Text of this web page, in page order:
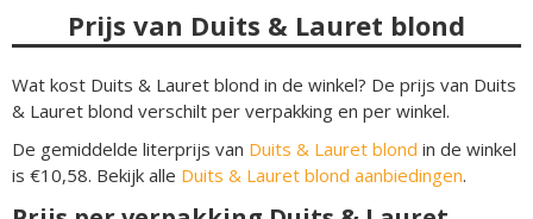
Prijs van Duits & Lauret blond
Wat kost Duits & Lauret blond in de winkel? De prijs van Duits
& Lauret blond verschilt per verpakking en per winkel.
De gemiddelde literprijs van Duits & Lauret blond in de winkel
is €10,58. Bekijk alle Duits & Lauret blond aanbiedingen.